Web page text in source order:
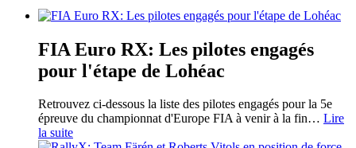
FIA Euro RX: Les pilotes engagés
pour l'étape de Lohéac
Retrouvez ci-dessous la liste des pilotes engagés pour la 5e
épreuve du championnat d'Europe FIA à venir à la fin… Lire
la suite